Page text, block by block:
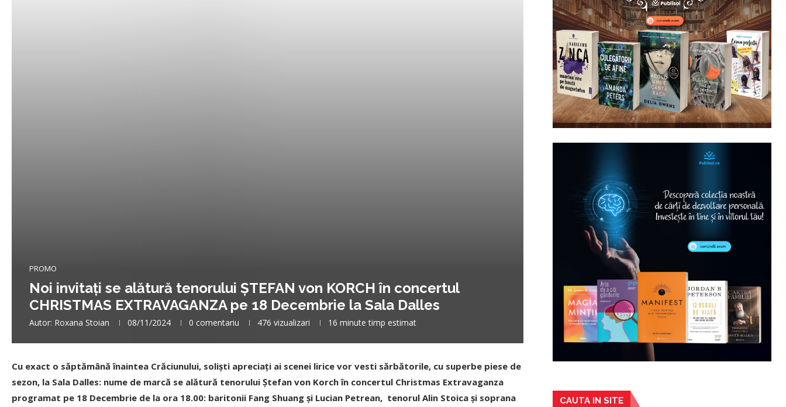
PROMO
Noi invitaţi se alătură tenorului ŞTEFAN von KORCH în concertul
CHRISTMAS EXTRAVAGANZA pe 18 Decembrie la Sala Dalles
Autor: Roxana Stoian 08/11/2024 0 comentariu 476 vizualizari 16 minute timp estimat
Cu exact o săptămână înaintea Crăciunului, solişti apreciaţi ai scenei lirice vor vesti sărbătorile, cu superbe piese de
sezon, la Sala Dalles: nume de marcă se alătură tenorului Ştefan von Korch în concertul Christmas Extravaganza
programat pe 18 Decembrie de la ora 18.00: baritonii Fang Shuang şi Lucian Petrean, tenorul Alin Stoica şi soprana
CAUTA IN SITE